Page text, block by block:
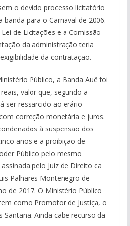
o devido processo licitatório
banda para o Carnaval de 2006.
de Licitações e a Comissão
da administração teria
da contratação.
Público, a Banda Auê foi
valor que, segundo a
ser ressarcido ao erário
correção monetária e juros.
à suspensão dos
anos e a proibição de
Público pelo mesmo
pelo Juiz de Direito da
Palhares Montenegro de
de 2017. O Ministério Público
como Promotor de Justiça, o
Santana. Ainda cabe recurso da